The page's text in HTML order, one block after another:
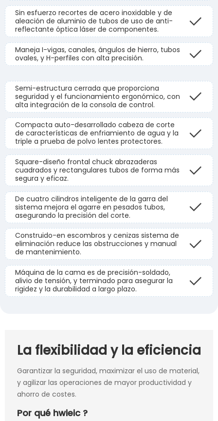
Sin esfuerzo recortes de acero inoxidable y de
aleación de aluminio de tubos de uso de anti-
reflectante óptica láser de componentes.
Maneja I-vigas, canales, ángulos de hierro, tubos
ovales, y H-perfiles con alta precisión.
Semi-estructura cerrada que proporciona
seguridad y el funcionamiento ergonómico, con
alta integración de la consola de control.
Compacta auto-desarrollado cabeza de corte
de características de enfriamiento de agua y la
triple a prueba de polvo lentes protectores.
Square-diseño frontal chuck abrazaderas
cuadrados y rectangulares tubos de forma más
segura y eficaz.
De cuatro cilindros inteligente de la garra del
sistema mejora el agarre en pesados tubos,
asegurando la precisión del corte.
Construido-en escombros y cenizas sistema de
eliminación reduce las obstrucciones y manual
de mantenimiento.
Máquina de la cama es de precisión-soldado,
alivio de tensión, y terminado para asegurar la
rigidez y la durabilidad a largo plazo.
La flexibilidad y la eficiencia
Garantizar la seguridad, maximizar el uso de material,
y agilizar las operaciones de mayor productividad y
ahorro de costes.
Por qué hwieic ?